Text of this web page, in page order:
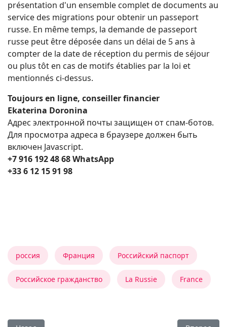
présentation d'un ensemble complet de documents au
service des migrations pour obtenir un passeport
russe. En même temps, la demande de passeport
russe peut être déposée dans un délai de 5 ans à
compter de la date de réception du permis de séjour
ou plus tôt en cas de motifs établies par la loi et
mentionnés ci-dessus.
Toujours en ligne, conseiller financier
Ekaterina Doronina
Адрес электронной почты защищен от спам-ботов.
Для просмотра адреса в браузере должен быть
включен Javascript.
+7 916 192 48 68 WhatsApp
+33 6 12 15 91 98
россия Франция Российский паспорт
Российское гражданство La Russie France